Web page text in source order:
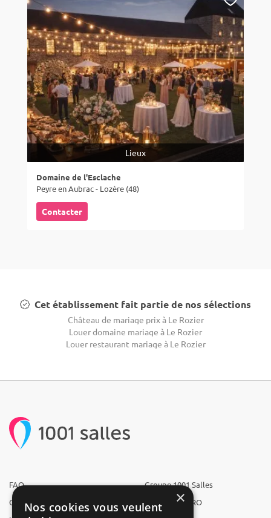
Lieux
Domaine de l'Esclache
Peyre en Aubrac - Lozère (48)
Contacter
Cet établissement fait partie de nos sélections
Château de mariage prix à Le Rozier
Louer domaine mariage à Le Rozier
Louer restaurant mariage à Le Rozier
FAQ
Qui sommes-nous ?
Groupe 1001 Salles
1001 Salles PRO
×
Nos cookies vous veulent